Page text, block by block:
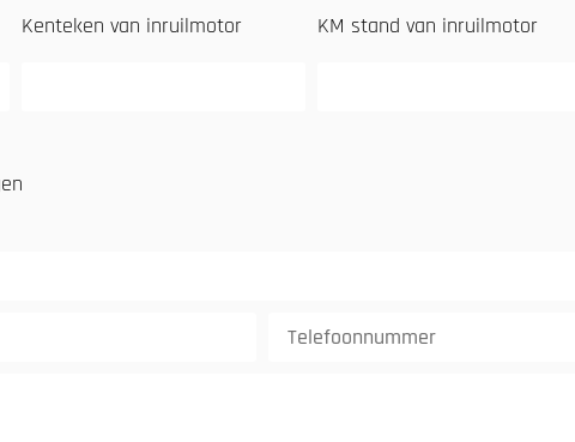
Kenteken van inruilmotor KM stand van inruilmotor